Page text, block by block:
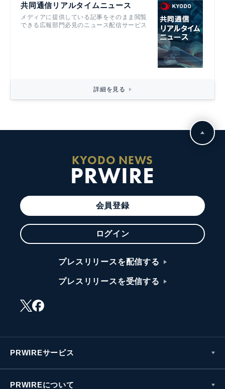
共同通信リアルタイムニュース
メディアに提供している記事をそのまま閲覧
できる広報部門必見のニュース配信サービス
詳細を見る
KYODO NEWS
PRWIRE
会員登録
ログイン
プレスリリースを配信する
プレスリリースを受信する
PRWIREサービス
PRWIREについて